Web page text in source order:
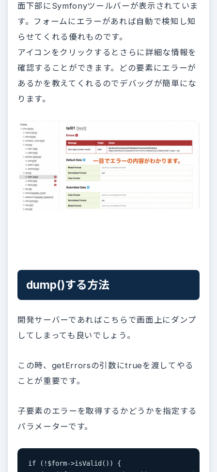
面下部にSymfonyツールバーが表示されていま
す。フォームにエラーがあれば自動で検知し知
らせてくれる優れものです。
アイコンをクリックするとさらに詳細な情報を
確認することができます。どの要素にエラーが
あるかを教えてくれるのでデバッグが簡単にな
ります。
dump()する方法
開発サーバーであればこちらで画面上にダンプ
してしまっても良いでしょう。
この時、getErrorsの引数にtrueを渡してやる
ことが重要です。
子要素のエラーを取得するかどうかを指定する
パラメーターです。
if (!$form->isValid()) {